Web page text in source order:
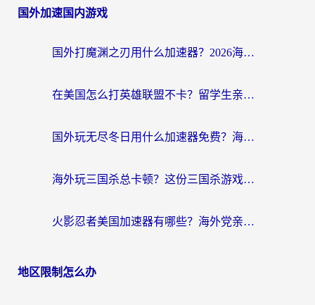
国外加速国内游戏
国外打魔渊之刃用什么加速器？2026海外玩家国服游戏加速全攻略（附闪耀暖暖&复苏的魔女避坑指南）
在美国怎么打英雄联盟不卡？留学生亲测的国服游戏加速全攻略
国外玩无尽冬日用什么加速器免费？海外党国服游戏加速避坑指南
海外玩三国杀总卡顿？这份三国杀游戏加速器指南帮你告别延迟烦恼
火影忍者美国加速器有哪些？海外党亲测的国服游戏加速全攻略（含菲律宾玩三国之刃守望黎明技巧）
地区限制怎么办